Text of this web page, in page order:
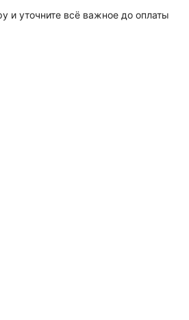
и уточните всё важное до оплаты